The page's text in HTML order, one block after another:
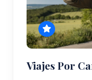
Viajes Por